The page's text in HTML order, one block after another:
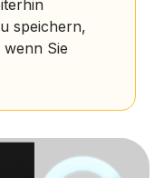
speichern,
Sie